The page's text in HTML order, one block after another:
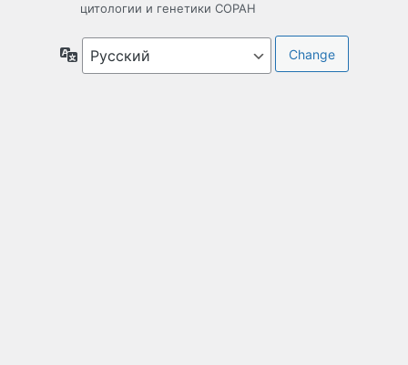
цитологии и генетики СОРАН
Язык